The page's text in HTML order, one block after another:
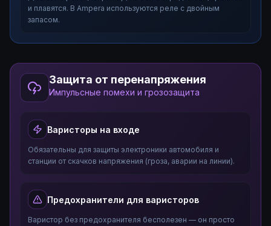
и плавятся. В Ampera используются реле с двойным
запасом.
Защита от перенапряжения
Импульсные помехи и грозозащита
Варисторы на входе
Обязательны для защиты электроники автомобиля и
станции от скачков напряжения (гроза, аварии на линии).
Предохранители для варисторов
Варистор без предохранителя бесполезен — он просто